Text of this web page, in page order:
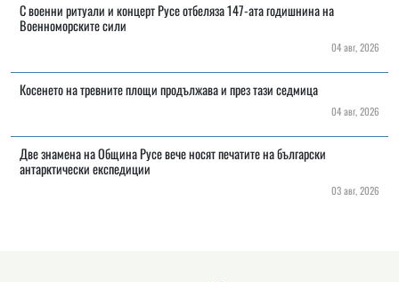
С военни ритуали и концерт Русе отбеляза 147-ата годишнина на
Военноморските сили
04 авг, 2026
Косенето на тревните площи продължава и през тази седмица
04 авг, 2026
Две знамена на Община Русе вече носят печатите на български
антарктически експедиции
03 авг, 2026